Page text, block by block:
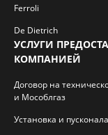
Ferroli
De Dietrich
УСЛУГИ
КОМПАНИЕЙ
Договор на
и Мособлгаз
Установка и